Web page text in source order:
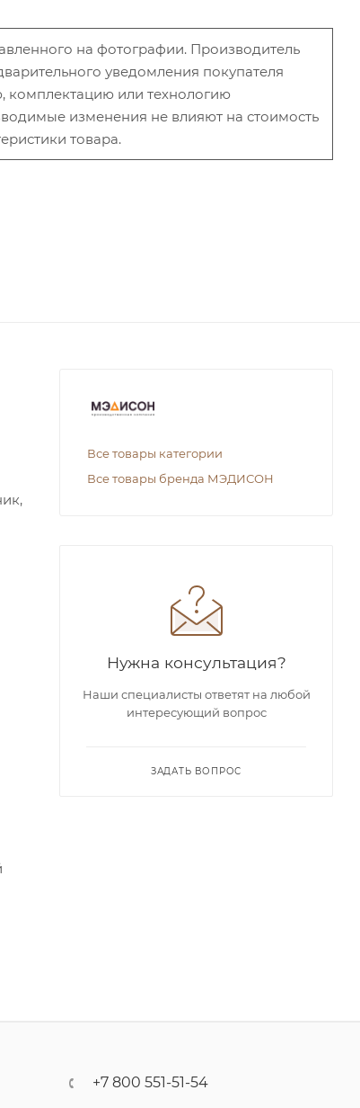
на фотографии. Производитель
уведомления покупателя
комплектацию или технологию
изменения не влияют на стоимость
товара.
Все товары категории
Все товары бренда МЭДИСОН
Нужна консультация?
Наши специалисты ответят на любой
интересующий вопрос
ЗАДАТЬ ВОПРОС
+7 800 551-51-54